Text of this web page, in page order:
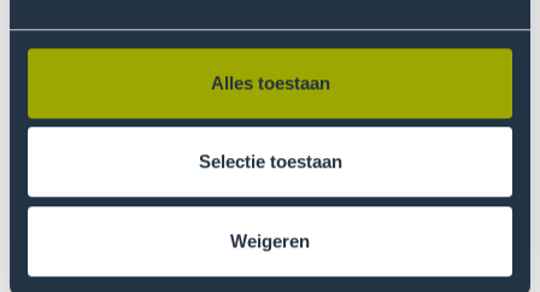
Alles toestaan
Selectie toestaan
Weigeren
technologieën de zorg verbeteren.” Zo kun je volgens
Jorit een deel van het zorgproces in handen geven van
technologie. “Maar een goede aansluiting is heel
belangrijk. De zorg moetblendedworden: een
combinatie tussen traditioneleface-to-
facebehandelingen en online hulpverlening.”
Gebruiksvriendelijk